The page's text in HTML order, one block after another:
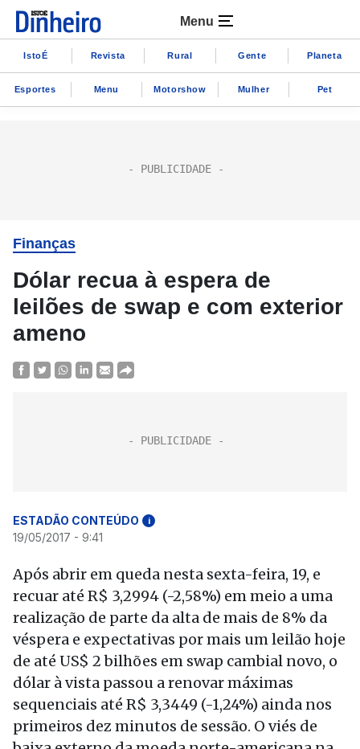
Menu
IstoÉ Revista Rural Gente Planeta
Esportes Menu Motorshow Mulher Pet
Finanças
Dólar recua à espera de
leilões de swap e com exterior
ameno
ESTADÃO CONTEÚDO i
19/05/2017 - 9:41
Após abrir em queda nesta sexta-feira, 19, e
recuar até R$ 3,2994 (-2,58%) em meio a uma
realização de parte da alta de mais de 8% da
véspera e expectativas por mais um leilão hoje
de até US$ 2 bilhões em swap cambial novo, o
dólar à vista passou a renovar máximas
sequenciais até R$ 3,3449 (-1,24%) ainda nos
primeiros dez minutos de sessão. O viés de